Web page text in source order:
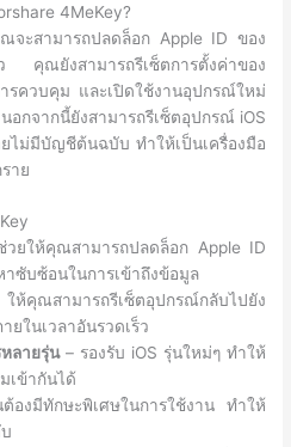
4MeKey?
จะสามารถปลดล็อก Apple ID ของ
คุณยังสามารถรีเซ็ตการตั้งค่าของ
ควบคุม และเปิดใช้งานอุปกรณ์ใหม่
อกจากนี้ยังสามารถรีเซ็ตอุปกรณ์ iOS
ไม่มีบัญชีต้นฉบับ ทำให้เป็นเครื่องมือ
าย
วยให้คุณสามารถปลดล็อก Apple ID
ซับซ้อนในการเข้าถึงข้อมูล
ห้คุณสามารถรีเซ็ตอุปกรณ์กลับไปยัง
ยในเวลาอันรวดเร็ว
ลายรุ่น– รองรับ iOS รุ่นใหม่ๆ ทำให้
เข้ากันได้
องมีทักษะพิเศษในการใช้งาน ทำให้